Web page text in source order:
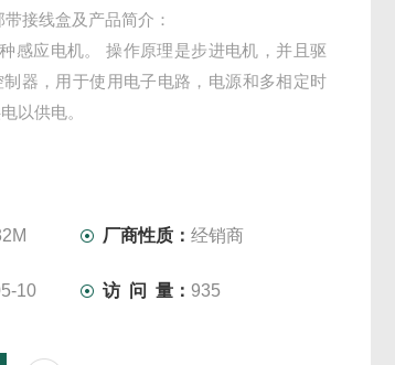
接线盒及产品简介：
感应电机。 操作原理是步进电机，并且驱
器，用于使用电子电路，电源和多相定时
以供电。
厂商性质：经销商
10 访 问 量： 935